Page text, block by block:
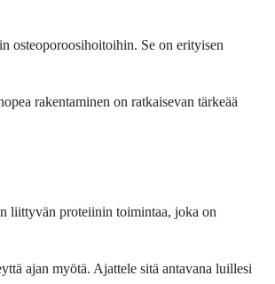
osteoporoosihoitoihin. Se on erityisen
rakentaminen on ratkaisevan tärkeää
liittyvän proteiinin toimintaa, joka on
ajan myötä. Ajattele sitä antavana luillesi